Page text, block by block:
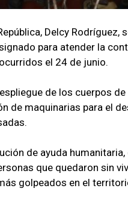
Delcy Rodríguez,
para atender la
el 24 de junio.
de los cuerpos
de maquinarias para el
de ayuda humanitaria,
que quedaron sin
golpeados en el